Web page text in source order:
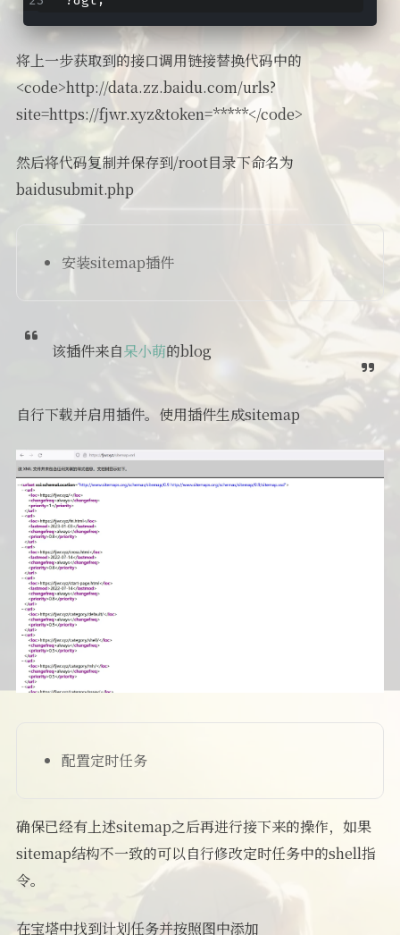
将上一步获取到的接口调用链接替换代码中的
<code>http://data.zz.baidu.com/urls?
site=https://fjwr.xyz&token=*****</code>
然后将代码复制并保存到/root目录下命名为
baidusubmit.php
安装sitemap插件
该插件来自呆小萌的blog
自行下载并启用插件。使用插件生成sitemap
配置定时任务
确保已经有上述sitemap之后再进行接下来的操作，如果
sitemap结构不一致的可以自行修改定时任务中的shell指
令。
在宝塔中找到计划任务并按照图中添加